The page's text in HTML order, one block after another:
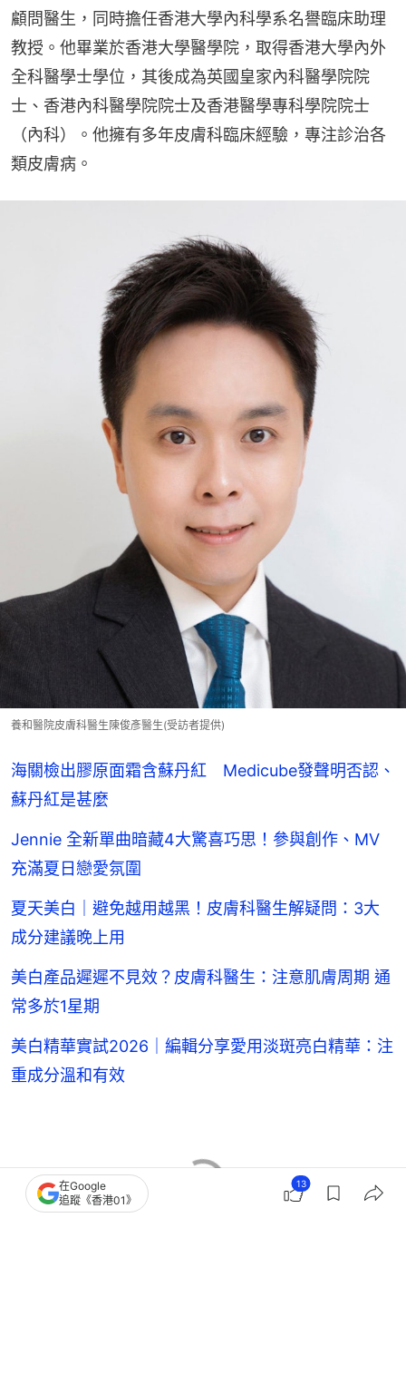
顧問醫生，同時擔任香港大學內科學系名譽臨床助理
教授。他畢業於香港大學醫學院，取得香港大學內外
全科醫學士學位，其後成為英國皇家內科醫學院院
士、香港內科醫學院院士及香港醫學專科學院院士
（內科）。他擁有多年皮膚科臨床經驗，專注診治各
類皮膚病。
養和醫院皮膚科醫生陳俊彥醫生(受訪者提供)
海關檢出膠原面霜含蘇丹紅 Medicube發聲明否認、
蘇丹紅是甚麼
Jennie 全新單曲暗藏4大驚喜巧思！參與創作、MV
充滿夏日戀愛氛圍
夏天美白｜避免越用越黑！皮膚科醫生解疑問：3大
成分建議晚上用
美白產品遲遲不見效？皮膚科醫生：注意肌膚周期 通
常多於1星期
美白精華實試2026｜編輯分享愛用淡斑亮白精華：注
重成分溫和有效
在Google
追蹤《香港01》
13